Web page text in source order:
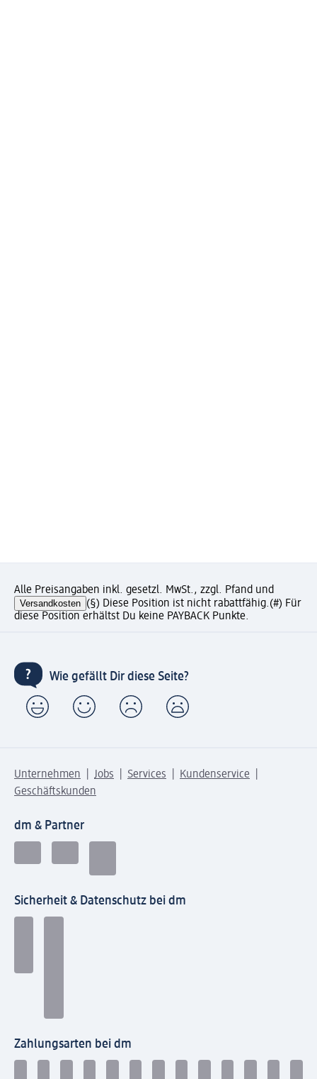
Alle Preisangaben inkl. gesetzl. MwSt., zzgl. Pfand und
Versandkosten (§) Diese Position ist nicht rabattfähig.(#) Für
diese Position erhältst Du keine PAYBACK Punkte.
Wie gefällt Dir diese Seite?
Unternehmen Jobs Services
Kundenservice
Geschäftskunden
dm & Partner
Sicherheit & Datenschutz bei dm
Zahlungsarten bei dm